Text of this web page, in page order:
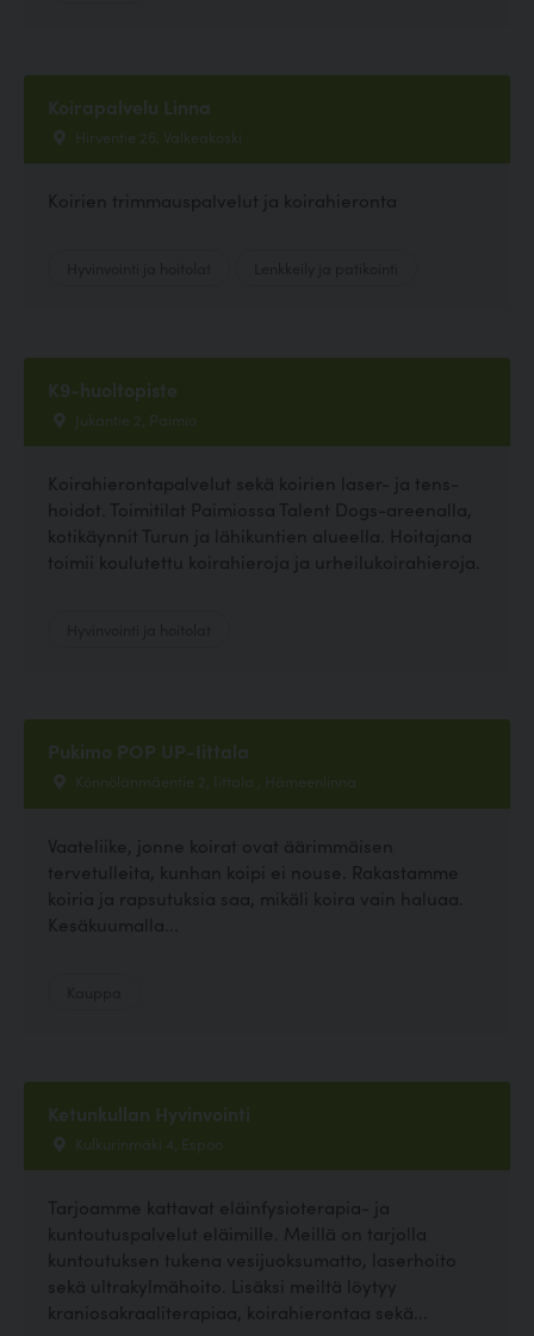
Koirapalvelu Linna
Hirventie 26, Valkeakoski
Koirien trimmauspalvelut ja koirahieronta
K9-huoltopiste
Jukantie 2, Paimio
Koirahierontapalvelut sekä koirien laser- ja tens-
hoidot. Toimitilat Paimiossa Talent Dogs-areenalla,
kotikäynnit Turun ja lähikuntien alueella. Hoitajana
toimii koulutettu koirahieroja ja urheilukoirahieroja.
Pukimo POP UP-Iittala
Könnölänmäentie 2, Iittala , Hämeenlinna
Vaateliike, jonne koirat ovat äärimmäisen
tervetulleita, kunhan koipi ei nouse. Rakastamme
koiria ja rapsutuksia saa, mikäli koira vain haluaa.
Kesäkuumalla...
Ketunkullan Hyvinvointi
Kulkurinmäki 4, Espoo
Tarjoamme kattavat eläinfysioterapia- ja
kuntoutuspalvelut eläimille. Meillä on tarjolla
kuntoutuksen tukena vesijuoksumatto, laserhoito
sekä ultrakylmähoito. Lisäksi meiltä löytyy
kraniosakraaliterapiaa, koirahierontaa sekä...